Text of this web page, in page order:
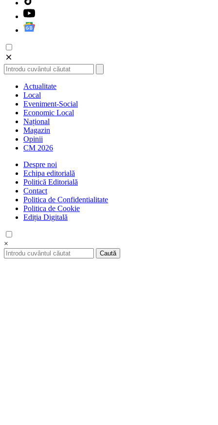
Actualitate
Local
Eveniment-Social
Economic Local
Național
Magazin
Opinii
CM 2026
Despre noi
Echipa editorială
Politică Editorială
Contact
Politica de Confidentialitate
Politica de Cookie
Ediția Digitală
×
Caută